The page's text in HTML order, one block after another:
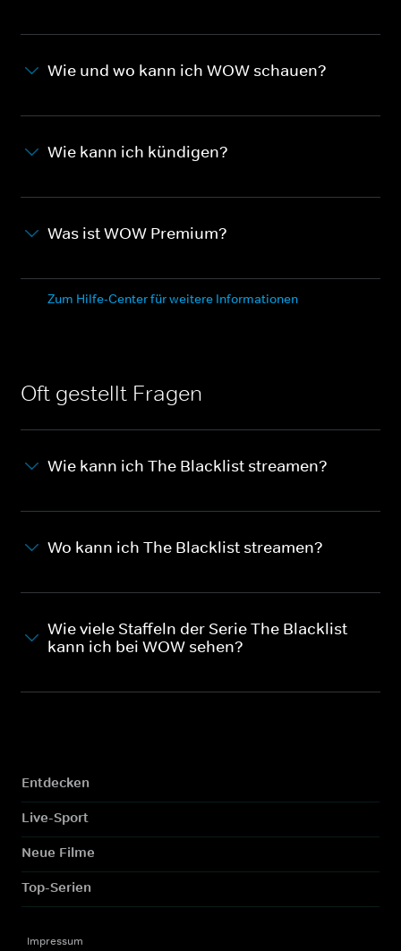
Wie und wo kann ich WOW schauen?
Wie kann ich kündigen?
Was ist WOW Premium?
Zum Hilfe-Center für weitere Informationen
Oft gestellt Fragen
Wie kann ich The Blacklist streamen?
Wo kann ich The Blacklist streamen?
Wie viele Staffeln der Serie The Blacklist
kann ich bei WOW sehen?
Entdecken
Live-Sport
Neue Filme
Top-Serien
Impressum